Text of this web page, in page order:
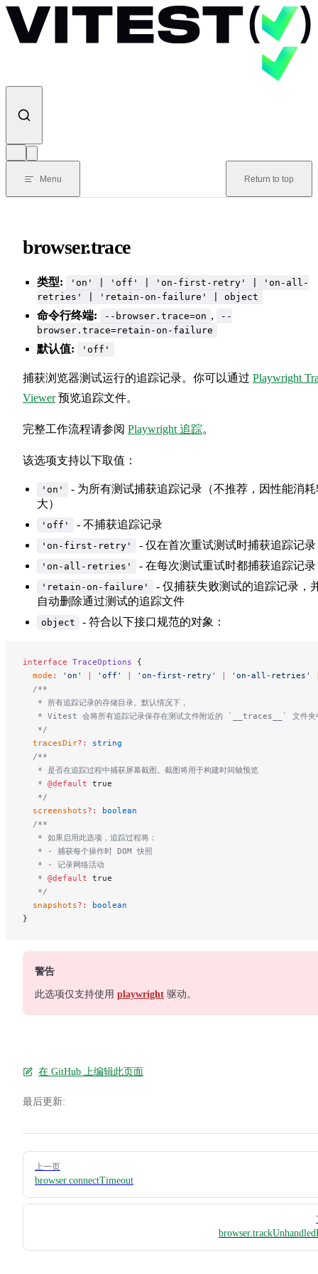
Skip to content
Menu Return to top
browser.trace
类型:
'on' | 'off' | 'on-first-retry' | 'on-all-
retries' | 'retain-on-failure' | object
命令行终端: --browser.trace=on ,
--
browser.trace=retain-on-failure
默认值: 'off'
捕获浏览器测试运行的追踪记录。你可以通过 Playwright
Viewer预览追踪文件。
完整工作流程请参阅 Playwright 追踪。
该选项支持以下取值：
'on'
- 为所有测试捕获追踪记录（不推荐，因性能消耗
大）
'off' - 不捕获追踪记录
'on-first-retry' - 仅在首次重试测试时捕获追踪记录
'on-all-retries' - 在每次测试重试时都捕获追踪记录
'retain-on-failure'
- 仅捕获失败测试的追踪记录，
自动删除通过测试的追踪文件
object - 符合以下接口规范的对象：
interface TraceOptions {
  mode
: 'on' 'off' 'on-first-retry' 'on-all-retries'
  /**
   * 所有追踪记录的存储目录。默认情况下，
* Vitest 会将所有追踪记录保存在测试文件附近的 `__traces__` 文件夹
   */
  tracesDir
?:
string
  /**
   * 是否在追踪过程中捕获屏幕截图。截图将用于构建时间轴预览
   *
@default true
   */
  screenshots
?:
boolean
  /**
   * 如果启用此选项，追踪过程将：
   * - 捕获每个操作时 DOM 快照
   * - 记录网络活动
   *
@default true
   */
  snapshots
?:
boolean
}
警告
此选项仅支持使用 playwright 驱动。
在 GitHub 上编辑此页面
最后更新:
Pager
上一页
browser.connectTimeout